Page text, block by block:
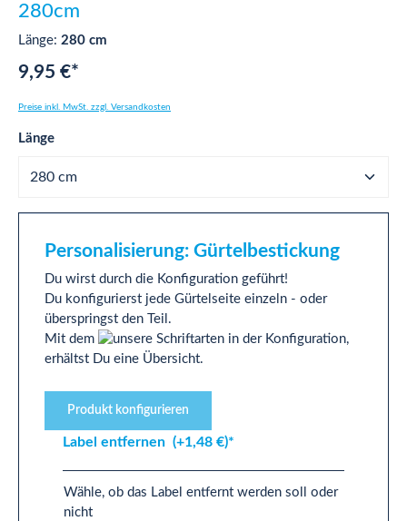
280cm
Länge: 280 cm
9,95 €*
Preise inkl. MwSt. zzgl. Versandkosten
Längeauswählen
Personalisierung: Gürtelbestickung
Du wirst durch die Konfiguration geführt!
Du konfigurierst jede Gürtelseite einzeln - oder
überspringst den Teil.
Mit dem
in der Konfiguration,
erhältst Du eine Übersicht.
Produkt konfigurieren
Label entfernen (+1,48 €)*
Wähle, ob das Label entfernt werden soll oder
nicht